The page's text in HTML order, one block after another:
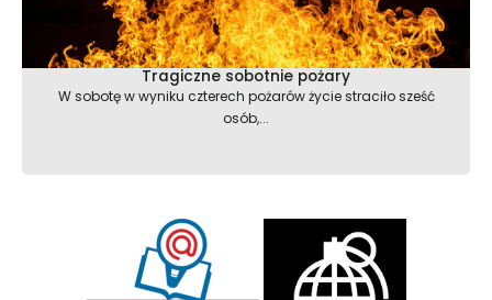
Tragiczne sobotnie pożary
W sobotę w wyniku czterech pożarów życie straciło sześć
osób,...